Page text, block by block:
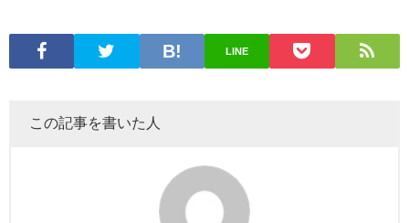
LINE
この記事を書いた人